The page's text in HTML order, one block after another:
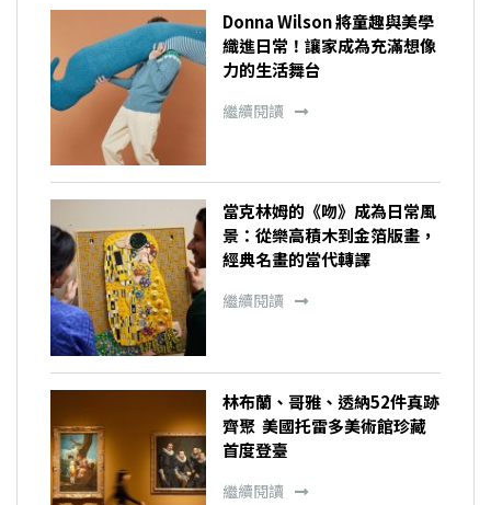
Donna Wilson 將童趣與美學
織進日常！讓家成為充滿想像
力的生活舞台
繼續閱讀
當克林姆的《吻》成為日常風
景：從樂高積木到金箔版畫，
經典名畫的當代轉譯
繼續閱讀
林布蘭、哥雅、透納52件真跡
齊聚 美國托雷多美術館珍藏
首度登臺
繼續閱讀